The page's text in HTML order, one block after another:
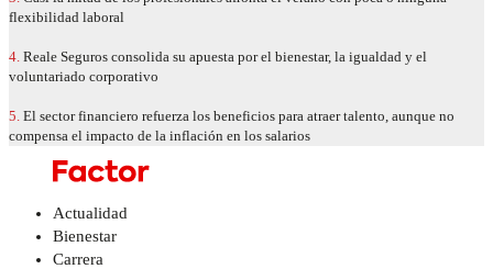
flexibilidad laboral
4. Reale Seguros consolida su apuesta por el bienestar, la igualdad y el
voluntariado corporativo
5. El sector financiero refuerza los beneficios para atraer talento, aunque no
compensa el impacto de la inflación en los salarios
Actualidad
Bienestar
Carrera